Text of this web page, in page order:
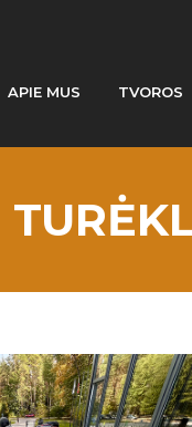
APIE MUS TVOROS